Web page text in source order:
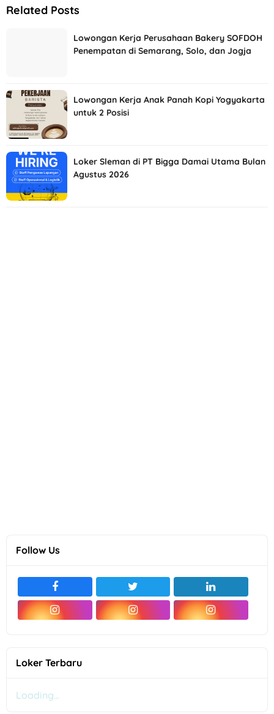
Related Posts
Lowongan Kerja Perusahaan Bakery SOFDOH
Penempatan di Semarang, Solo, dan Jogja
Lowongan Kerja Anak Panah Kopi Yogyakarta
untuk 2 Posisi
Loker Sleman di PT Bigga Damai Utama Bulan
Agustus 2026
Follow Us
Loker Terbaru
Loading...